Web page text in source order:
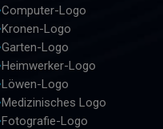
Computer-Logo
Kronen-Logo
Garten-Logo
Heimwerker-Logo
Löwen-Logo
Medizinisches Logo
Fotografie-Logo